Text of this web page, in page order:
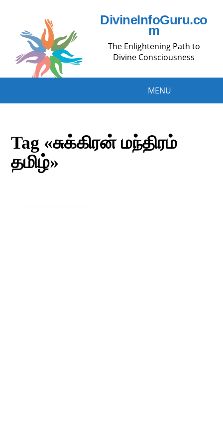
DivineInfoGuru.co
m
The Enlightening Path to
Divine Consciousness
MENU
Tag «சுக்கிரன் மந்திரம்
தமிழ்»